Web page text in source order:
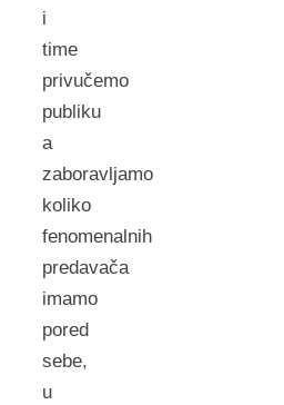
i
time
privučemo
publiku
a
zaboravljamo
koliko
fenomenalnih
predavača
imamo
pored
sebe,
u